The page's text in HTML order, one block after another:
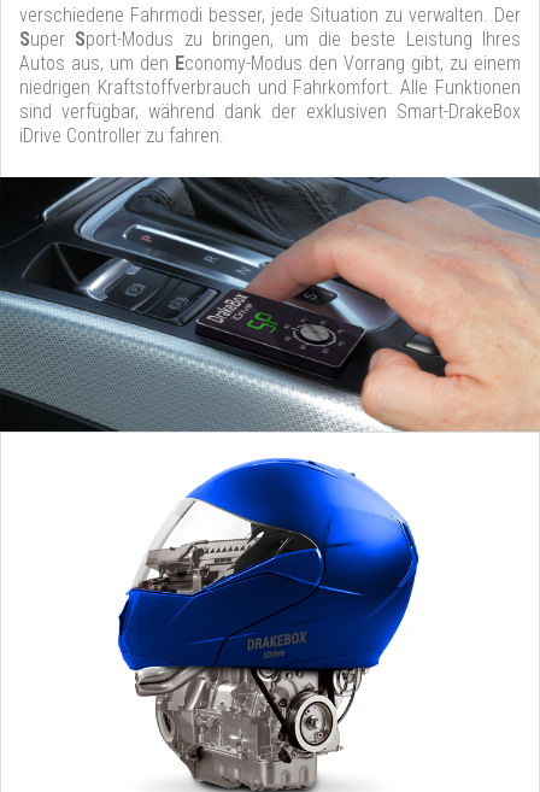
verschiedene Fahrmodi besser, jede Situation zu verwalten. Der
Super Sport-Modus zu bringen, um die beste Leistung Ihres
Autos aus, um den Economy-Modus den Vorrang gibt, zu einem
niedrigen Kraftstoffverbrauch und Fahrkomfort. Alle Funktionen
sind verfügbar, während dank der exklusiven Smart-DrakeBox
iDrive Controller zu fahren.